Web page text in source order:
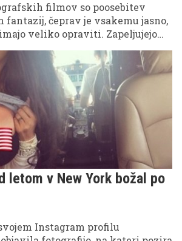
filmov so poosebitev
čeprav je vsakemu jasno,
veliko opraviti. Zapeljujejo
veščinami kot tudi
so to svetlolase zapeljivke z
mično zadnjico in vročo "žemljico".
letom v New York božal po
Instagram profilu